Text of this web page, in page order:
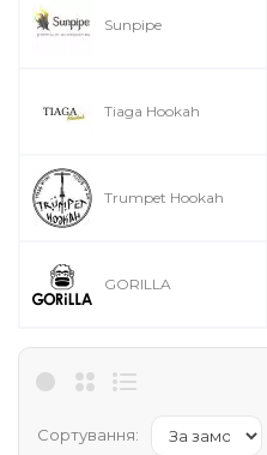
Sunpipe
Tiaga Hookah
Trumpet Hookah
GORILLA
Сортування: